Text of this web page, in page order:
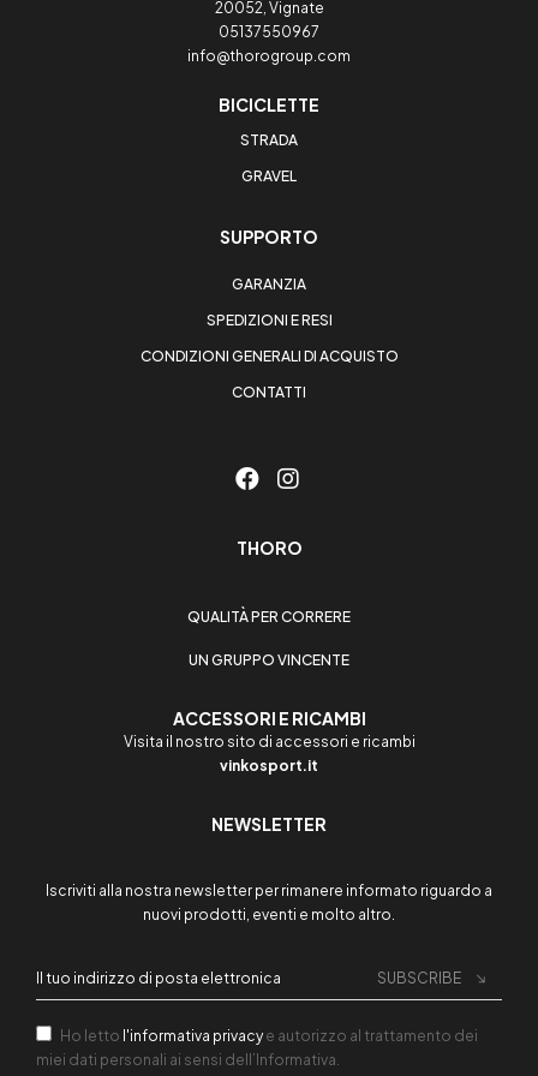
20052, Vignate
05137550967
info@thorogroup.com
BICICLETTE
STRADA
GRAVEL
SUPPORTO
GARANZIA
SPEDIZIONI E RESI
CONDIZIONI GENERALI DI ACQUISTO
CONTATTI
THORO
QUALITÀ PER CORRERE
UN GRUPPO VINCENTE
ACCESSORI E RICAMBI
Visita il nostro sito di accessori e ricambi
vinkosport.it
NEWSLETTER
Iscriviti alla nostra newsletter per rimanere informato riguardo a
nuovi prodotti, eventi e molto altro.
SUBSCRIBE
Ho letto l'informativa privacye autorizzo al trattamento dei
miei dati personali ai sensi dell’Informativa.